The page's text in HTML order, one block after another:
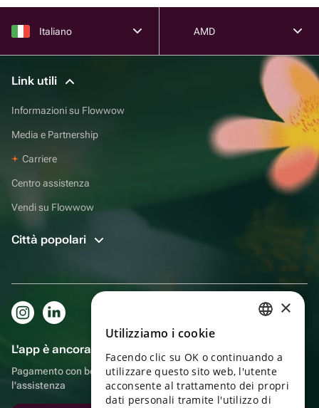
Italiano AMD
Link utili
Informazioni su Flowwow
Media e Partnership
Carriere
Centro assistenza
Vendi su Flowwow
Città popolari
L'app è ancora più comoda!
Pagamento con bonus, autoconsegna, comoda chat con
l'assistenza
ENGLISH
UKRAINIAN
×
Utilizziamo i cookie
Facendo clic su OK o continuando a
utilizzare questo sito web, l'utente
acconsente al trattamento dei propri
dati personali tramite l'utilizzo di